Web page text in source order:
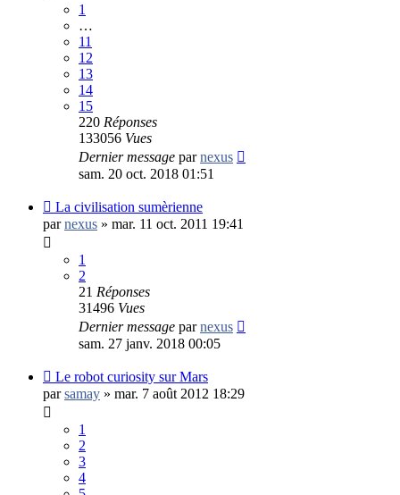
1
…
11
12
13
14
15
220 Réponses
133056 Vues
Dernier message parnexus
sam. 20 oct. 2018 01:51
La civilisation sumèrienne
parnexus » mar. 11 oct. 2011 19:41
1
2
21 Réponses
31496 Vues
Dernier message parnexus
sam. 27 janv. 2018 00:05
Le robot curiosity sur Mars
parsamay » mar. 7 août 2012 18:29
1
2
3
4